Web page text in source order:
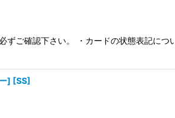
ずご確認下さい。 ・カードの状態表記に
] [SS]